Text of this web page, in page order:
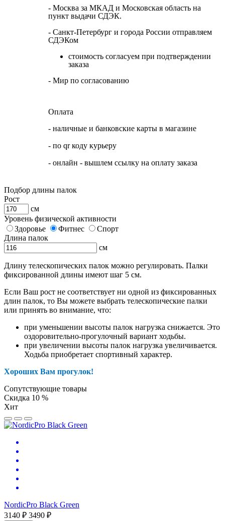
- Москва за МКАД и Московская область на
пункт выдачи СДЭК.
- Санкт-Петербург и города России отправляем
СДЭКом
стоимость согласуем при подтверждении
заказа
- Мир по согласованию
Оплата
- наличные и банковские карты в магазине
- по qr коду курьеру
- онлайн - вышлем ссылку на оплату заказа
Подбор длины палок
Рост
см
Уровень физической активности
Здоровье
Фитнес
Спорт
Длина палок
см
Длину телескопических палок можно регулировать. Палки
фиксированной длины имеют шаг 5 см.
Если Ваш рост не соответствует ни одной из фиксированных
длин палок, то Вы можете выбрать телескопические палки
или принять во внимание, что:
при уменьшении высоты палок нагрузка снижается. Это
оздоровительно-прогулочный вариант ходьбы.
при увеличении высоты палок нагрузка увеличивается.
Ходьба приобретает спортивный характер.
Хороших Вам прогулок!
Сопутствующие товары
Скидка 10 %
Хит
NordicPro Black Green
3140 ₽ 3490 ₽